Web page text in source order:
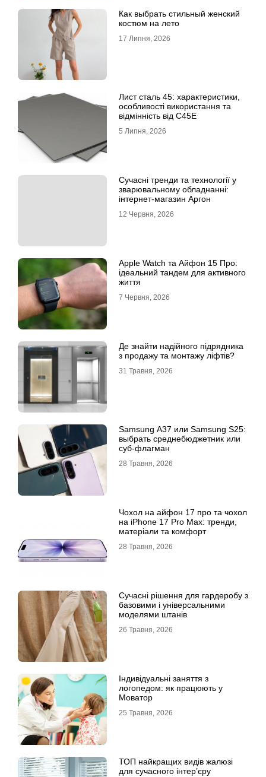
Как выбрать стильный женский
костюм на лето
17 Липня, 2026
Лист сталь 45: характеристики,
особливості використання та
відмінність від C45E
5 Липня, 2026
Сучасні тренди та технології у
зварювальному обладнанні:
інтернет-магазин Аргон
12 Червня, 2026
Apple Watch та Айфон 15 Про:
ідеальний тандем для активного
життя
7 Червня, 2026
Де знайти надійного підрядника
з продажу та монтажу ліфтів?
31 Травня, 2026
Samsung A37 или Samsung S25:
выбрать среднебюджетник или
суб-флагман
28 Травня, 2026
Чохол на айфон 17 про та чохол
на iPhone 17 Pro Max: тренди,
матеріали та комфорт
28 Травня, 2026
Сучасні рішення для гардеробу з
базовими і універсальними
моделями штанів
26 Травня, 2026
Індивідуальні заняття з
логопедом: як працюють у
Моватор
25 Травня, 2026
ТОП найкращих видів жалюзі
для сучасного інтер’єру